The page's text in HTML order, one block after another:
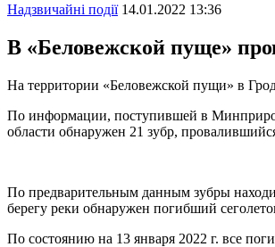
Надзвичайні події 14.01.2022 13:36
В «Беловежской пуще»
На территории «Беловежской пущи» в
По информации, поступившей в
области обнаружен 21 зубр,
По предварительным данным зубры
берегу реки обнаружен погибший
По состоянию на 13 января 2022 г. все